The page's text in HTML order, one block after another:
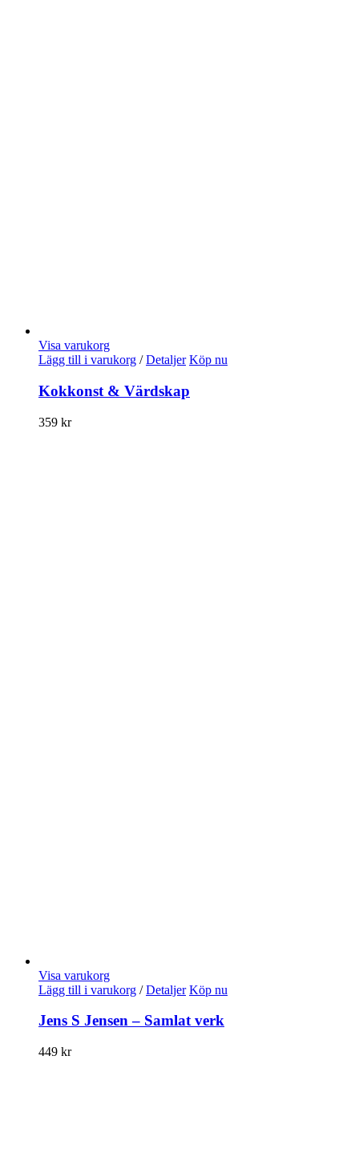
Visa varukorg
Lägg till i varukorg / Detaljer Köp nu
Kokkonst & Värdskap
359 kr
Visa varukorg
Lägg till i varukorg / Detaljer Köp nu
Jens S Jensen – Samlat verk
449 kr